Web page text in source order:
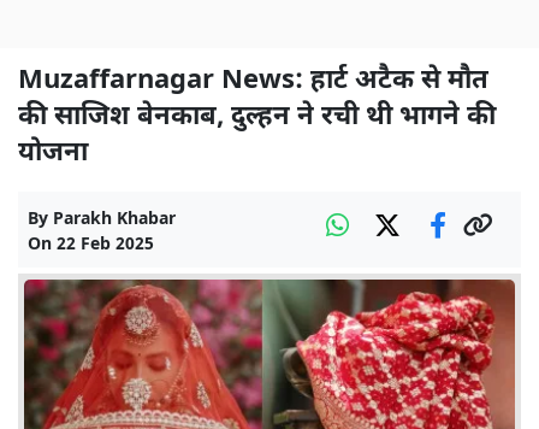
Muzaffarnagar News: हार्ट अटैक से मौत
की साजिश बेनकाब, दुल्हन ने रची थी भागने की
योजना
By Parakh Khabar
On 22 Feb 2025